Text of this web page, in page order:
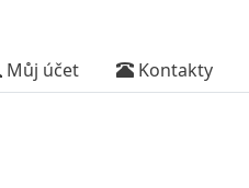
Můj účet Kontakty